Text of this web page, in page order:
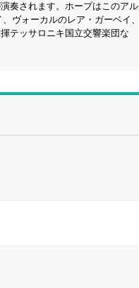
奏されます。ホープはこのアル
ヴォーカルのレア・ガーベイ、
テッサロニキ国立交響楽団な